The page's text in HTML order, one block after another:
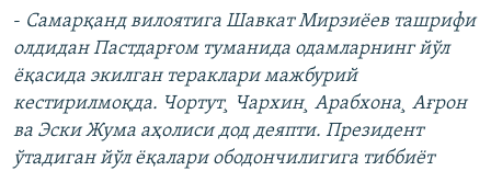
- Самарқанд вилоятига Шавкат Мирзиëев ташрифи
олдидан Пастдарғом туманида одамларнинг йўл
ëқасида экилган тераклари мажбурий
кестирилмоқда. Чортут¸ Чархин¸ Арабхона¸ Ағрон
ва Эски Жума аҳолиси дод деяпти. Президент
ўтадиган йўл ëқалари ободончилигига тиббиëт